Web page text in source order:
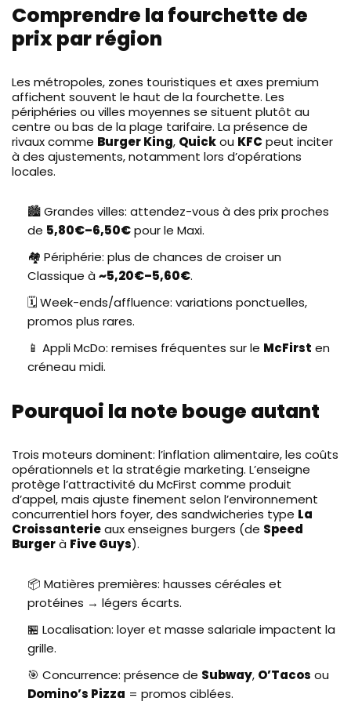
Comprendre la fourchette de
prix par région
Les métropoles, zones touristiques et axes premium
affichent souvent le haut de la fourchette. Les
périphéries ou villes moyennes se situent plutôt au
centre ou bas de la plage tarifaire. La présence de
rivaux comme Burger King, Quickou KFCpeut inciter
à des ajustements, notamment lors d’opérations
locales.
🏙️ Grandes villes: attendez-vous à des prix proches
de 5,80€–6,50€pour le Maxi.
🏘️ Périphérie: plus de chances de croiser un
Classique à ~5,20€–5,60€.
🗓️ Week-ends/affluence: variations ponctuelles,
promos plus rares.
📱 Appli McDo: remises fréquentes sur le McFirst en
créneau midi.
Pourquoi la note bouge autant
Trois moteurs dominent: l’inflation alimentaire, les coûts
opérationnels et la stratégie marketing. L’enseigne
protège l’attractivité du McFirst comme produit
d’appel, mais ajuste finement selon l’environnement
concurrentiel hors foyer, des sandwicheries type La
Croissanterieaux enseignes burgers (de Speed
Burgerà Five Guys).
📦 Matières premières: hausses céréales et
protéines → légers écarts.
🏪 Localisation: loyer et masse salariale impactent la
grille.
🎯 Concurrence: présence de Subway, O’Tacos ou
Domino’s Pizza = promos ciblées.